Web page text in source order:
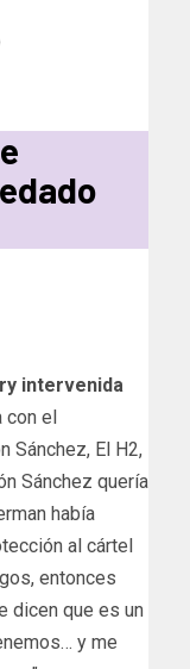
intervenida
el
Sánchez, El H2,
Sánchez quería
había
al cártel
entonces
dicen que es un
y me